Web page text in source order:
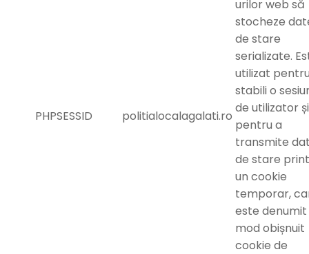
PHPSESSID politialocalagalati.ro
urilor web să
stocheze
de stare
serializate.
utilizat
stabili o
de utilizator și
pentru a
transmite
de stare
un cookie
temporar,
este
mod obișnuit
cookie de